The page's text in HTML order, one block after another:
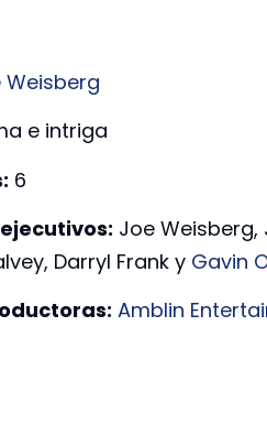
Weisberg
e intriga
6
Joe Weisberg,
Darryl Frank y Gavin
Amblin